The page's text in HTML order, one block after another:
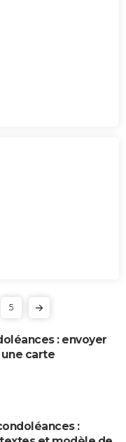
5
: envoyer
carte
: